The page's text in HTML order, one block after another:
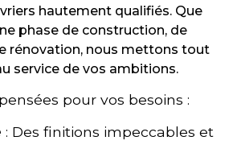
hautement qualifiés. Que
phase de construction, de
rénovation, nous mettons tout
service de vos ambitions.
pour vos besoins :
: Des finitions impeccables et